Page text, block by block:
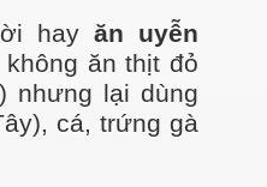
hay ăn uyễn
ăn thịt đỏ
nhưng lại dùng
cá, trứng gà